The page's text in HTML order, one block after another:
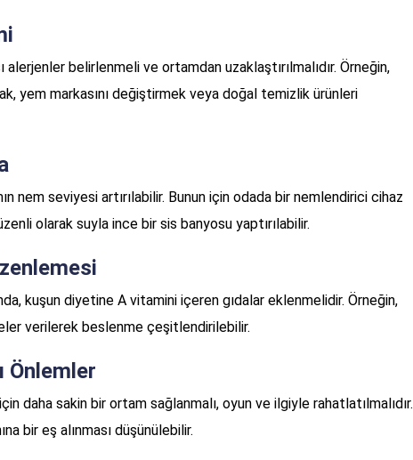
alerjenler belirlenmeli ve ortamdan uzaklaştırılmalıdır. Örneğin,
yem markasını değiştirmek veya doğal temizlik ürünleri
nem seviyesi artırılabilir. Bunun için odada bir nemlendirici cihaz
olarak suyla ince bir sis banyosu yaptırılabilir.
kuşun diyetine A vitamini içeren gıdalar eklenmelidir. Örneğin,
verilerek beslenme çeşitlendirilebilir.
Önlemler
daha sakin bir ortam sağlanmalı, oyun ve ilgiyle rahatlatılmalıdır.
bir eş alınması düşünülebilir.